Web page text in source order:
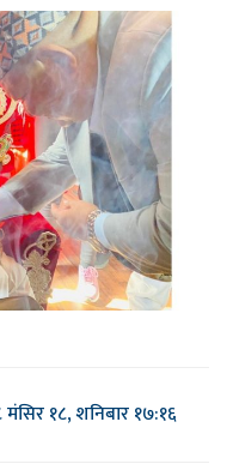
१८, शनिबार १७:१६